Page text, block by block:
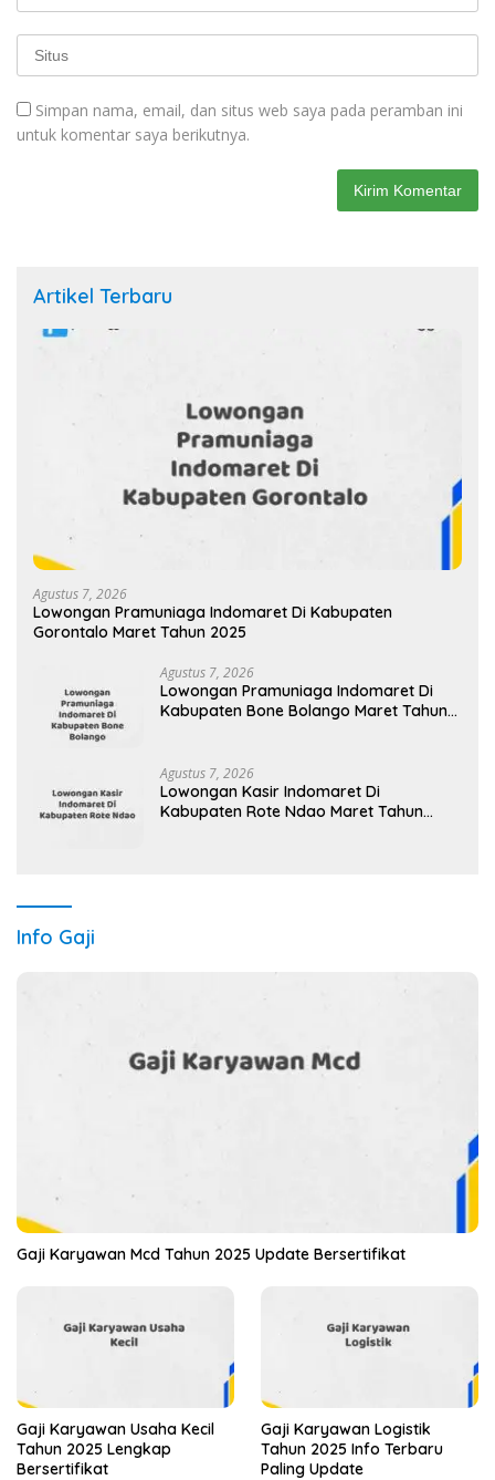
Simpan nama, email, dan situs web saya pada peramban ini
untuk komentar saya berikutnya.
Artikel Terbaru
Agustus 7, 2026
Lowongan Pramuniaga Indomaret Di Kabupaten
Gorontalo Maret Tahun 2025
Agustus 7, 2026
Lowongan Pramuniaga Indomaret Di
Kabupaten Bone Bolango Maret Tahun
Agustus 7, 2026
Lowongan Kasir Indomaret Di
Kabupaten Rote Ndao Maret Tahun
Info Gaji
Gaji Karyawan Mcd Tahun 2025 Update Bersertifikat
Gaji Karyawan Usaha Kecil
Tahun 2025 Lengkap
Bersertifikat
Gaji Karyawan Logistik
Tahun 2025 Info Terbaru
Paling Update